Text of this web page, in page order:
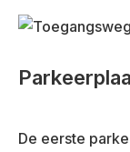
De eerste